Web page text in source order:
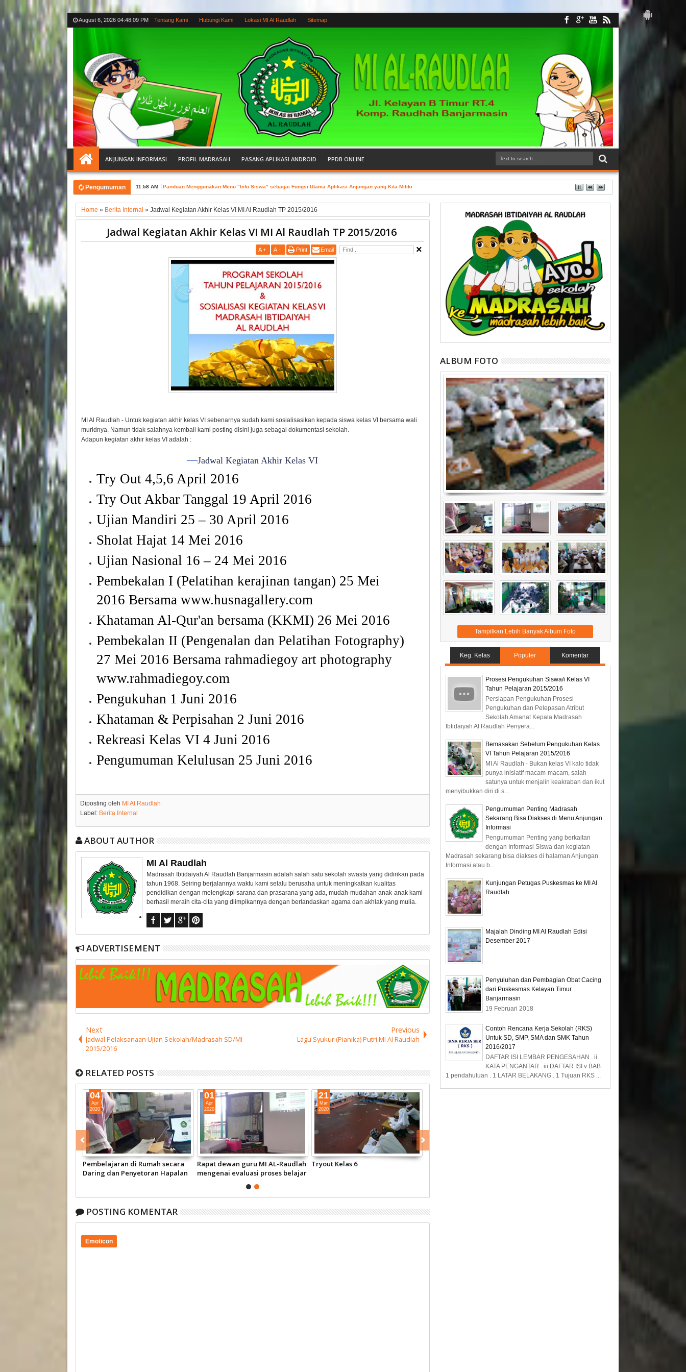
August 6, 2026 04:48:10 PM Tentang Kami Hubungi Kami Lokasi MI Al Raudlah Sitemap
ANJUNGAN INFORMASI PROFIL MADRASAH PASANG APLIKASI ANDROID PPDB ONLINE
Pengumuman 11:58 AM Panduan Menggunakan Menu "Info Siswa" sebagai Fungsi Utama Aplikasi Anjungan yang Kita Miliki
Home » Berita Internal » Jadwal Kegiatan Akhir Kelas VI MI Al Raudlah TP 2015/2016
Jadwal Kegiatan Akhir Kelas VI MI Al Raudlah TP 2015/2016
A + A - Print Email
MI Al Raudlah - Untuk kegiatan akhir kelas VI sebenarnya sudah kami sosialisasikan kepada siswa kelas VI bersama wali
muridnya. Namun tidak salahnya kembali kami posting disini juga sebagai dokumentasi sekolah.
Adapun kegiatan akhir kelas VI adalah :
—Jadwal Kegiatan AkhirKelas VI
Try Out 4,5,6 April 2016
Try Out Akbar Tanggal 19 April 2016
Ujian Mandiri 25 – 30 April 2016
Sholat Hajat14 Mei 2016
Ujian Nasional 16 – 24 Mei 2016
Pembekalan I (Pelatihan kerajinan tangan) 25 Mei
2016 Bersama www.husnagallery.com
Khataman Al-Qur'an bersama (KKMI) 26 Mei 2016
Pembekalan II (Pengenalan dan Pelatihan Fotography)
27 Mei 2016 Bersama rahmadiegoyart photography
www.rahmadiegoy.com
Pengukuhan 1 Juni 2016
Khataman & Perpisahan 2 Juni 2016
Rekreasi Kelas VI 4 Juni 2016
Pengumuman Kelulusan 25 Juni 2016
Diposting oleh MI Al Raudlah
Label: Berita Internal
ABOUT AUTHOR
MI Al Raudlah
Madrasah Ibtidaiyah Al Raudlah Banjarmasin adalah salah satu sekolah swasta yang didirikan pada
tahun 1968. Seiring berjalannya waktu kami selalu berusaha untuk meningkatkan kualitas
pendidikan dengan melengkapi sarana dan prasarana yang ada, mudah-mudahan anak-anak kami
berhasil meraih cita-cita yang diimpikannya dengan berlandaskan agama dan akhlak yang mulia.
ADVERTISEMENT
Next
Jadwal Pelaksanaan Ujian Sekolah/Madrasah SD/MI
2015/2016
Previous
Lagu Syukur (Pianika) Putri MI Al Raudlah
RELATED POSTS
Pembelajaran di Rumah secara
Daring dan Penyetoran Hapalan
04
Apr
2020
Rapat dewan guru MI AL-Raudlah
mengenai evaluasi proses belajar
mengajar di Rumah
01
Apr
2020
Tryout Kelas 6
21
Mar
2020
POSTING KOMENTAR
Emoticon
ALBUM FOTO
Tampilkan Lebih Banyak Album Foto
Keg. Kelas Populer Komentar
Prosesi Pengukuhan Siswa/i Kelas VI
Tahun Pelajaran 2015/2016
Persiapan Pengukuhan Prosesi
Pengukuhan dan Pelepasan Atribut
Sekolah Amanat Kepala Madrasah
Ibtidaiyah Al Raudlah Penyera...
Bemasakan Sebelum Pengukuhan Kelas
VI Tahun Pelajaran 2015/2016
MI Al Raudlah - Bukan kelas VI kalo tidak
punya inisiatif macam-macam, salah
satunya untuk menjalin keakraban dan ikut
menyibukkan diri di s...
Pengumuman Penting Madrasah
Sekarang Bisa Diakses di Menu Anjungan
Informasi
Pengumuman Penting yang berkaitan
dengan Informasi Siswa dan kegiatan
Madrasah sekarang bisa diakses di halaman Anjungan
Informasi atau b...
Kunjungan Petugas Puskesmas ke MI Al
Raudlah
Majalah Dinding MI Al Raudlah Edisi
Desember 2017
Penyuluhan dan Pembagian Obat Cacing
dari Puskesmas Kelayan Timur
Banjarmasin
19 Februari 2018
Contoh Rencana Kerja Sekolah (RKS)
Untuk SD, SMP, SMA dan SMK Tahun
2016/2017
DAFTAR ISI LEMBAR PENGESAHAN . ii
KATA PENGANTAR . iii DAFTAR ISI v BAB
1 pendahuluan . 1 LATAR BELAKANG . 1 Tujuan RKS ...